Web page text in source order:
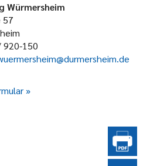
Würmersheim
57
920-150